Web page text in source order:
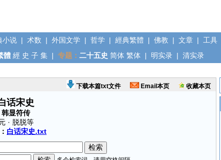
小说 | 术数 | 外国文学 | 哲学 | 經典繁體 | 佛教 | 文章 | 工具
體 經 史 子 集 | 专题： 二十五史 简体 繁体 | 明实录 | 清实录
下载本篇txt文件 Email本页 收藏本页
话宋史
韩显符传
· 脱脱等
白话宋史.txt